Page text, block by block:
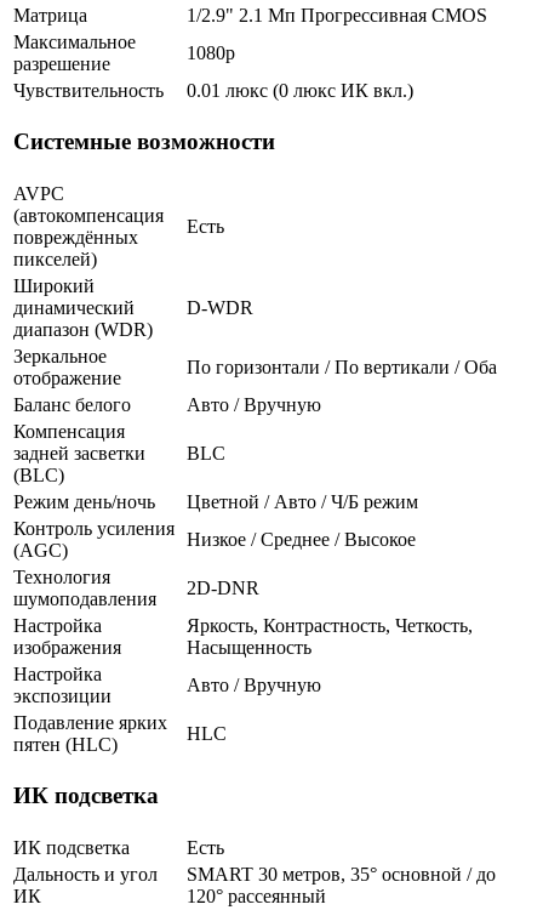
Матрица
1/2.9" 2.1 Мп Прогрессивная CMOS
Максимальное
разрешение
1080p
Чувствительность
0.01 люкс (0 люкс ИК вкл.)
Системные возможности
AVPC
(автокомпенсация
повреждённых
пикселей)
Есть
Широкий
динамический
диапазон (WDR)
D-WDR
Зеркальное
отображение
По горизонтали / По вертикали / Оба
Баланс белого
Авто / Вручную
Компенсация
задней засветки
(BLC)
BLC
Режим день/ночь
Цветной / Авто / Ч/Б режим
Контроль усиления
(AGC)
Низкое / Среднее / Высокое
Технология
шумоподавления
2D-DNR
Настройка
изображения
Яркость, Контрастность, Четкость,
Насыщенность
Настройка
экспозиции
Авто / Вручную
Подавление ярких
пятен (HLC)
HLC
ИК подсветка
ИК подсветка
Есть
Дальность и угол
ИК
SMART 30 метров, 35° основной / до
120° рассеянный